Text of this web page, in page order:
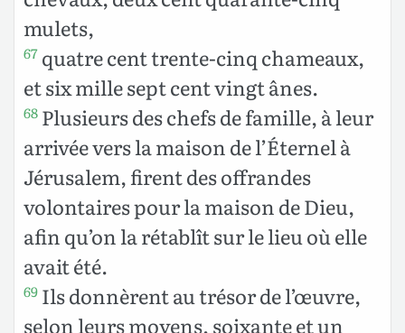
mulets,
67 quatre cent trente-cinq chameaux,
et six mille sept cent vingt ânes.
68 Plusieurs des chefs de famille, à leur
arrivée vers la maison de l’Éternel à
Jérusalem, firent des offrandes
volontaires pour la maison de Dieu,
afin qu’on la rétablît sur le lieu où elle
avait été.
69 Ils donnèrent au trésor de l’œuvre,
selon leurs moyens, soixante et un